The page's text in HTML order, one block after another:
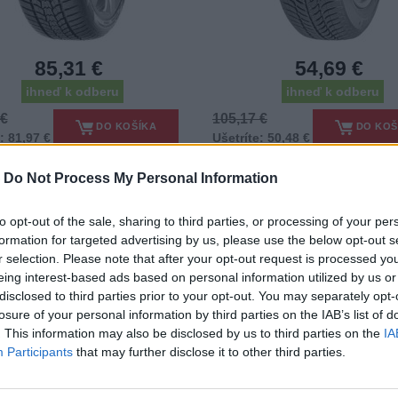
Do Not Process My Personal Information
opt-out of the sale, sharing to third parties, or processing of your
for targeted advertising by us, please use the below opt-out
selection. Please note that after your opt-out request is processed
interest-based ads based on personal information utilized by us
to third parties prior to your opt-out. You may separately
of your personal information by third parties on the IAB’s list of
This information may also be disclosed by us to third parties on the
Participants that may further disclose it to other third parties.
85,31 €
ihneď k odberu
81,97 €
DO KOŠÍKA
54,69 €
ihneď k odberu
105,17 €
Ušetríte: 50,48 €
DO
R15 COOPER WINTER
88T 3PMSF
- Osobný automobil - Cooper
Tires
205/55 R17 COOPER
95V XL 3PMSF
Pneumatiky - Osobný automobil -
-45%